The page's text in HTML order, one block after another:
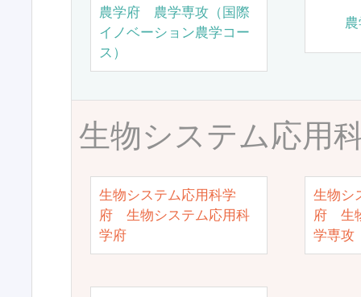
農学府 農学専攻（国際
イノベーション農学コー
ス）
生物システム応用
生物システム応用科学
府 生物システム応用科
学府
生物シ
府 生
学専攻